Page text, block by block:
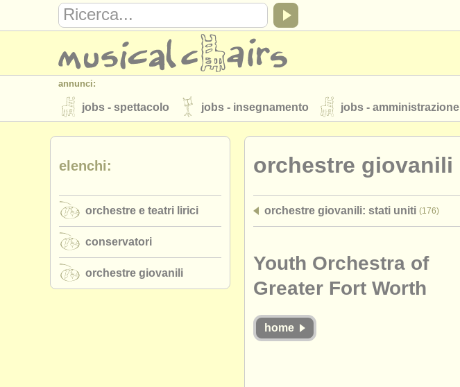
annunci:
jobs - spettacolo jobs - insegnamento jobs - amministrazione
strumenti in vendita strumenti rubati
elenchi:
musicalchairs:
editori:
pubblica con noi find out about our ATS ATSfaq
orchestre giovanili
orchestre giovanili: stati uniti (176)
Youth Orchestra of
Greater Fort Worth
home
elenchi:
orchestre e teatri lirici
conservatori
orchestre giovanili